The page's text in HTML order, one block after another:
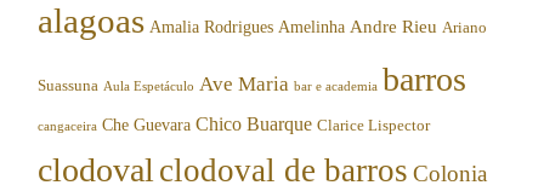
alagoas Amalia Rodrigues Amelinha Andre Rieu Ariano
Suassuna Aula Espetáculo Ave Maria bar e academia barros
cangaceira Che Guevara Chico Buarque Clarice Lispector
clodoval clodoval de barros Colonia